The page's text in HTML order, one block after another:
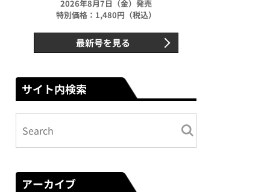
2026年8月7日（金）発売
特別価格：1,480円（税込）
最新号を見る
サイト内検索
アーカイブ